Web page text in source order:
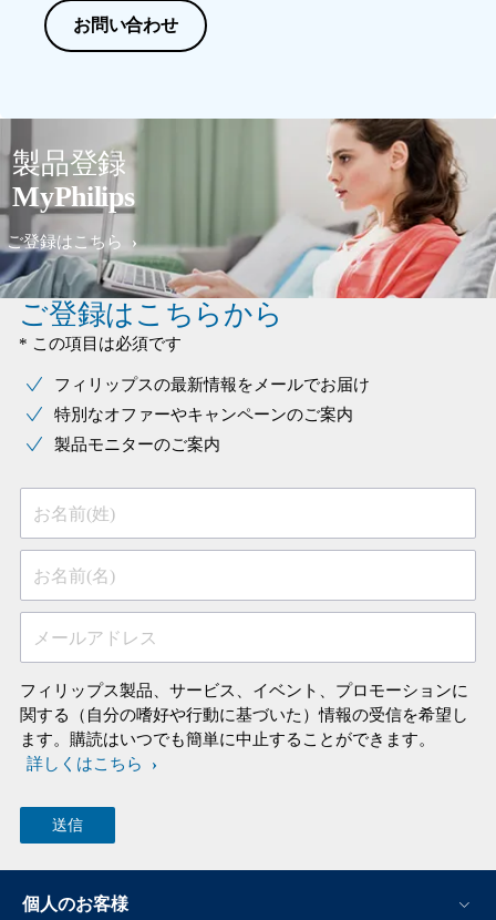
お問い合わせ
製品登録
MyPhilips
ご登録はこちら
ご登録はこちらから
* この項目は必須です
フィリップスの最新情報をメールでお届け
特別なオファーやキャンペーンのご案内
製品モニターのご案内
お名前(姓)
お名前(名)
メールアドレス
フィリップス製品、サービス、イベント、プロモーションに
関する（自分の嗜好や行動に基づいた）情報の受信を希望し
ます。購読はいつでも簡単に中止することができます。
詳しくはこちら
個人のお客様